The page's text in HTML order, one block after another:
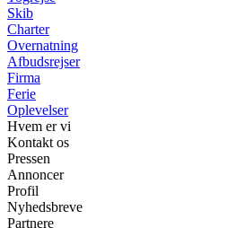
Skib
Charter
Overnatning
Afbudsrejser
Firma
Ferie
Oplevelser
Hvem er vi
Kontakt os
Pressen
Annoncer
Profil
Nyhedsbreve
Partnere